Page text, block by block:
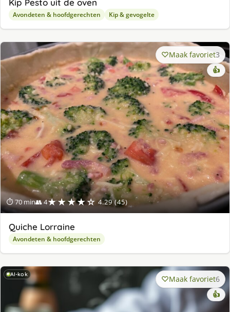
Avondeten & hoofdgerechten Kip & gevogelte
⏱ 70 min👥 4★★★★☆ 4.29 (45)
Maak favoriet3
👍
Quiche Lorraine
Avondeten & hoofdgerechten
AI-kok Maak favoriet6
👍